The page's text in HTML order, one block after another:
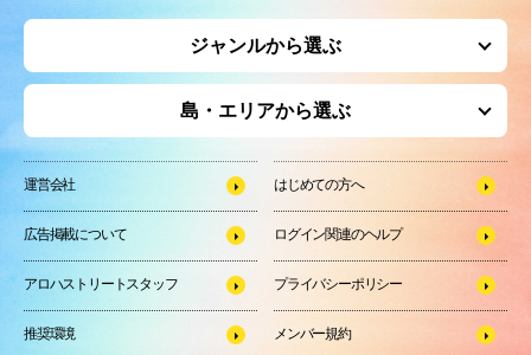
ジャンルから選ぶ
島・エリアから選ぶ
運営会社 はじめての方へ
広告掲載について ログイン関連のヘルプ
アロハストリートスタッフ プライバシーポリシー
推奨環境 メンバー規約